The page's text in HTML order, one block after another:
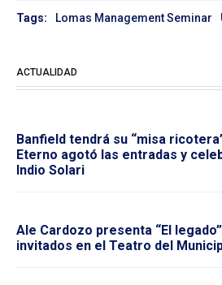
Tags: Lomas Management Seminar
ACTUALIDAD
Banfield tendrá su “misa
Eterno agotó las entradas y
Indio Solari
Ale Cardozo presenta “El
invitados en el Teatro del